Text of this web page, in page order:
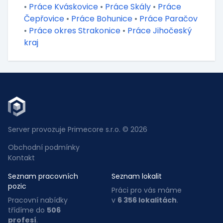
• Práce Kváskovice • Práce Skály • Práce
Čepřovice • Práce Bohunice • Práce Paračov
• Práce okres Strakonice • Práce Jihočeský
kraj
Server provozuje Primecore s.r.o. © 2026
Obchodní podmínky
Kontakt
Seznam pracovních
pozic
Pracovní nabídky
třídíme do 506
profesí.
Seznam lokalit
Práci pro vás máme
v 6 356 lokalitách.